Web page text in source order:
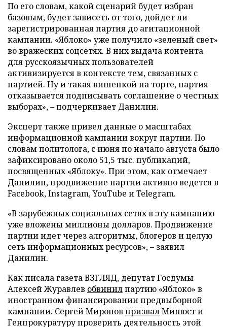
По его словам, какой сценарий будет избран
базовым, будет зависеть от того, дойдет ли
зарегистрированная партия до агитационной
кампании. «Яблоко» уже получило «зеленый свет»
во вражеских соцсетях. В них выдача контента
для русскоязычных пользователей
активизируется в контексте тем, связанных с
партией. Ну и такая вишенкой на торте, партия
отказывается подписывать соглашение о честных
выборах», – подчеркивает Данилин.
Эксперт также привел данные о масштабах
информационной кампании вокруг партии. По
словам политолога, с июня по начало августа было
зафиксировано около 51,5 тыс. публикаций,
посвященных «Яблоку». При этом, как отмечает
Данилин, продвижение партии активно ведется в
Facebook, Instagram, YouTube и Telegram.
«В зарубежных социальных сетях в эту кампанию
уже вложены миллионы долларов. Продвижение
партии идет через алгоритмы, блогеров и целую
сеть информационных ресурсов», – заявил
Данилин.
Как писала газета ВЗГЛЯД, депутат Госдумы
Алексей Журавлев обвинилпартию «Яблоко» в
иностранном финансировании предвыборной
кампании. Сергей Миронов призвалМинюст и
Генпрокуратуру проверить деятельность этой